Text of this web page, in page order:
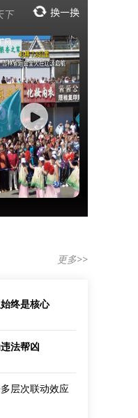
更多>>
终是核心
法帮凶
层次联动效应